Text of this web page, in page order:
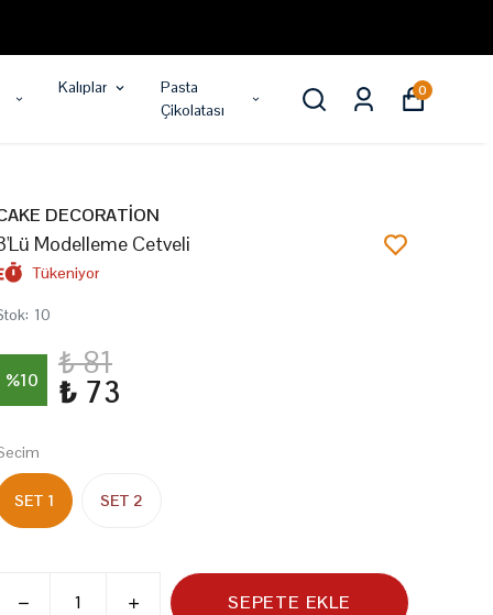
Kalıplar
Pasta
Çikolatası
0
DECORATİON
Modelleme Cetveli
Tükeniyor
: 10
%10 ₺ 81
₺ 73
SET 1 SET 2
SEPETE EKLE